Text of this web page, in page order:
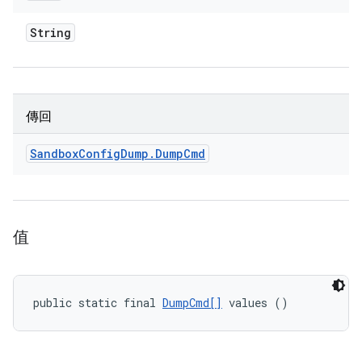
String
傳回
SandboxConfigDump . DumpCmd
值
public static final DumpCmd[] values ()